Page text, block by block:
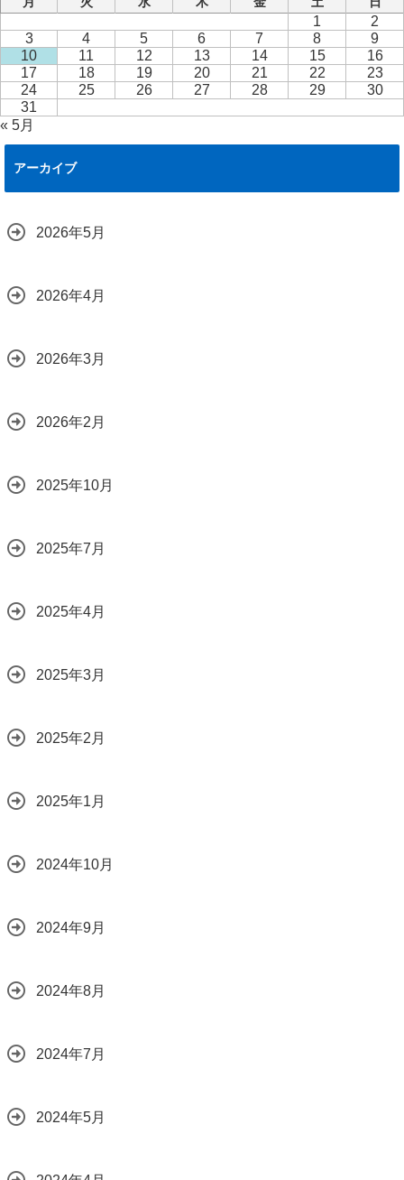
1
2
3
4 5 6 7 8
9
10
11 12 13 14 15
16
17
18 19 20 21 22
23
24
25 26 27 28 29
30
31
« 5月
アーカイブ
2026年5月
2026年4月
2026年3月
2026年2月
2025年10月
2025年7月
2025年4月
2025年3月
2025年2月
2025年1月
2024年10月
2024年9月
2024年8月
2024年7月
2024年5月